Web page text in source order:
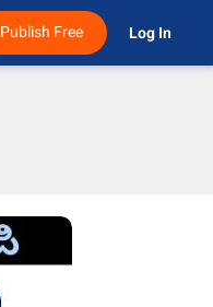
Publish Free Log In